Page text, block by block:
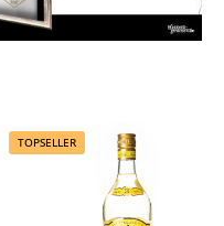
TOPSELLER